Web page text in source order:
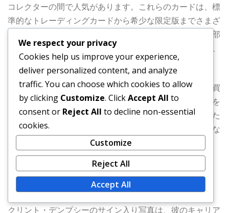
コレクターの間で人気があります。これらのカードは、標
準的なトレーディングカードから希少な限定版までさまざ
まで、彼のキャリアのハイライトが描かれています。一部
のカードにはサインや特別なインサートが含まれており、
価値を高めています。
コレクションを構築するためには、ファンがカードを売買
し、交換するコミュニティやフォーラムに参加することを
検討してください。これにより、特定のカードを見つけた
り、デンプシーへの情熱を共有する他のコレクターとつな
サイン入り写真
クリント・デンプシーのサイン入り写真は、彼のキャリア
We respect your privacy
Cookies help us improve your experience,
deliver personalized content, and analyze
traffic. You can choose which cookies to allow
by clicking Customize. ClickAccept All to
consent or Reject All to decline non-essential
cookies.
Customize
Reject All
Accept All